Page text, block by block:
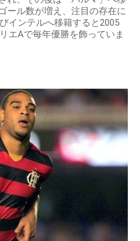
ール数が増え、注目の存在に
インテルへ移籍すると2005
エAで毎年優勝を飾っていま